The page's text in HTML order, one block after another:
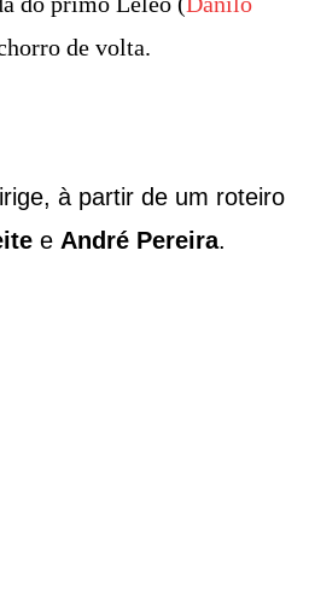
de volta.
à partir de um roteiro
e André Pereira.